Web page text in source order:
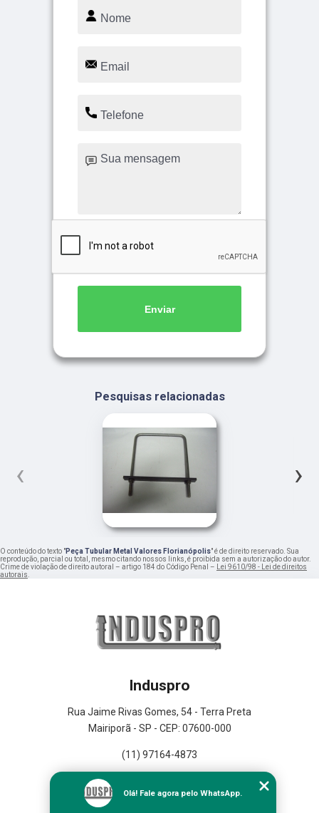
Enviar
Pesquisas relacionadas
‹ ›
O conteúdo do texto "Peça Tubular Metal Valores Florianópolis" é de direito reservado. Sua
reprodução, parcial ou total, mesmo citando nossos links, é proibida sem a autorização do autor.
Crime de violação de direito autoral – artigo 184 do Código Penal – Lei 9610/98 - Lei de direitos
autorais.
Induspro
Rua Jaime Rivas Gomes, 54 - Terra Preta
Mairiporã - SP - CEP: 07600-000
(11) 97164-4873
Empresa
Olá! Fale agora pelo WhatsApp.